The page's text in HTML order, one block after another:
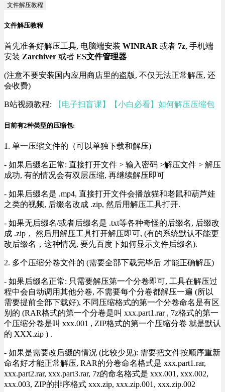
文件解压教程
文件解压教程
首先准备好解压工具, 电脑端安装 WINRAR 或者 7z, 手机端
安装 Zarchiver 或者 ES文件管理器
(注意不要安装国内应用商店里的盗版, 不仅无法正常解压, 还
会收费)
B站视频教程: 【电子扫盲课】【小白必看】如何解压压缩包
目前有2种类型的压缩包:
1. 单一压缩文件的（可以单独下载和解压)
- 如果后缀名正常: 直接打开文件 > 输入密码 >解压文件 > 解压
成功, 有的情况会有双层压缩, 再继续解压即可
- 如果后缀名是 .mp4, 直接打开文件会播放猫和老鼠和葫芦娃
之类的视频, 后缀名改成 .zip, 然后用解压工具打开.
- 如果无后缀名/或者后缀名是 .txt等各种奇怪的后缀名, 后缀改
成 .zip， 然后用解压工具打开解压即可, (有的系统默认不能更
改后缀名，这种情况, 要先百度下如何显示文件后缀名).
2. 多个压缩分卷文件的 (需要全部下载完毕后 才能正确解压)
- 如果后缀名正常: 只需要解压第一个分卷即可, 工具在解压过
程中会自动调用其他分卷, 不需要每个分卷都解压一遍 (所以
需要提前全部下载好), 不同压缩格式的第一个分卷命名是有区
别的 (RAR格式的第一个分卷是叫 xxx.part1.rar , 7z格式的第一
个压缩分卷是叫 xxx.001 , ZIP格式的第一个压缩分卷 就是默认
的 XXX.zip ) .
- 如果是需要改后缀的情况 (比较少见): 需要把文件按顺序重新
命名好才能正常解压, RAR的分卷命名格式是 xxx.part1.rar,
xxx.part2.rar, xxx.part3.rar, 7z的命名格式是 xxx.001, xxx.002,
xxx.003, ZIP的排序格式 xxx.zip, xxx.zip.001, xxx.zip.002